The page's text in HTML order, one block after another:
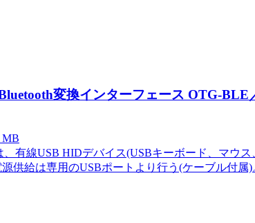
変換インターフェース OTG-
MB
、有線USB HIDデバイス(USBキーボード、マウ
供給は専用のUSBポートより行う(ケーブル付属)